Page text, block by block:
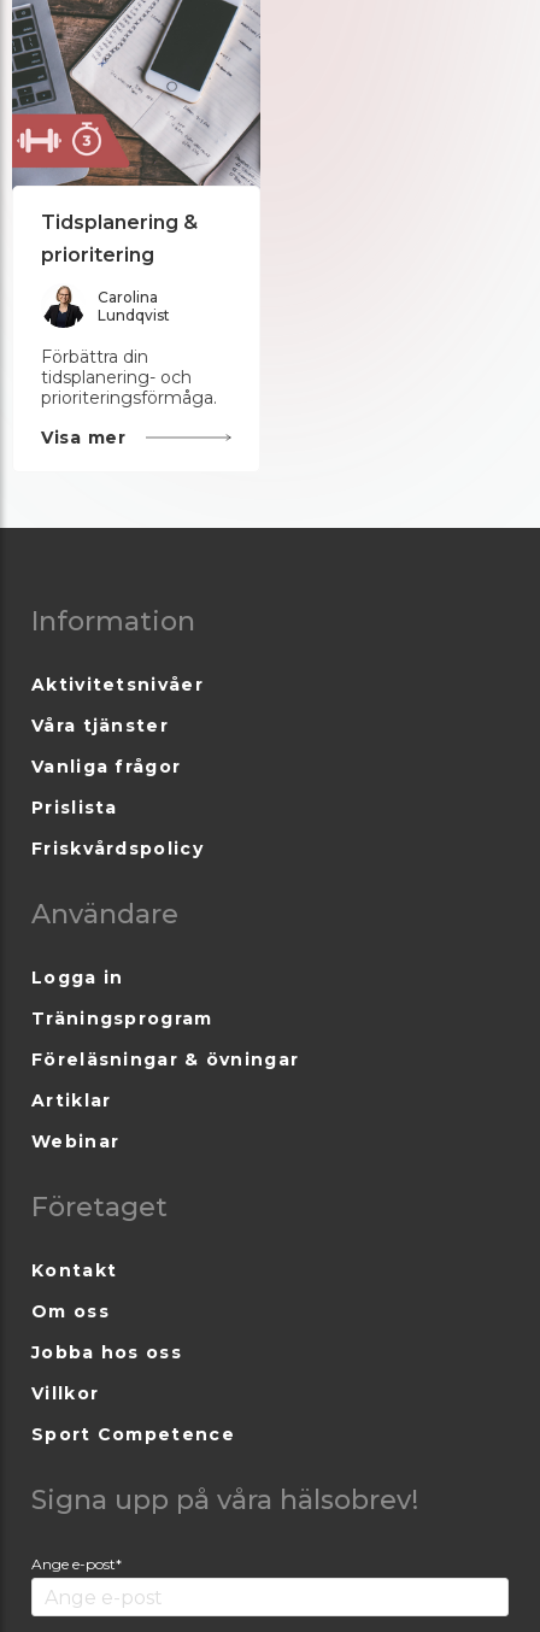
Tidsplanering &
prioritering
Carolina
Lundqvist
Förbättra din
tidsplanering- och
prioriteringsförmåga.
Visa mer
Information
Aktivitetsnivåer
Våra tjänster
Vanliga frågor
Prislista
Friskvårdspolicy
Användare
Logga in
Träningsprogram
Föreläsningar & övningar
Artiklar
Webinar
Företaget
Kontakt
Om oss
Jobba hos oss
Villkor
Sport Competence
Signa upp på våra hälsobrev!
Ange e-post*